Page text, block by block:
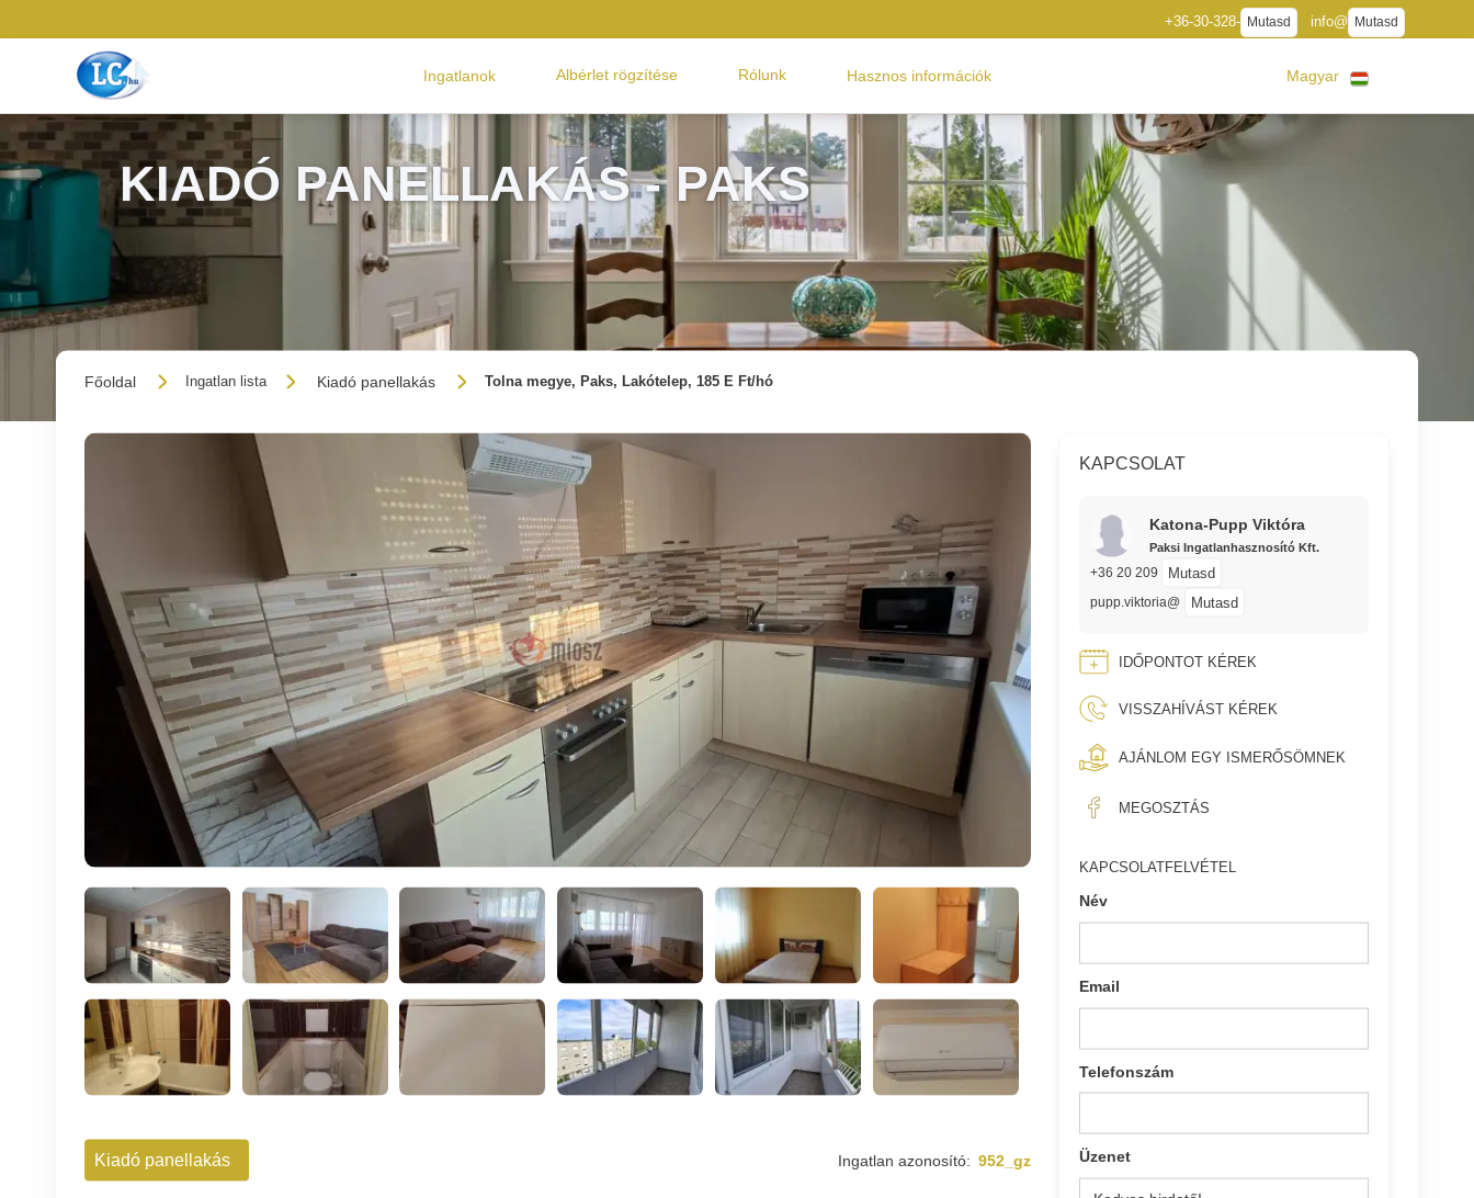
+36-30-328- Mutasd info@ Mutasd
Ingatlanok Albérlet rögzítése Rólunk Hasznos információk Magyar
KIADÓ PANELLAKÁS - PAKS
Főoldal Ingatlan lista Kiadó panellakás Tolna megye, Paks, Lakótelep, 185 E Ft/hó
KAPCSOLAT
Katona-Pupp Viktóra
Paksi Ingatlanhasznosító Kft.
+36 20 209 Mutasd
pupp.viktoria@ Mutasd
IDŐPONTOT KÉREK
VISSZAHÍVÁST KÉREK
AJÁNLOM EGY ISMERŐSÖMNEK
MEGOSZTÁS
KAPCSOLATFELVÉTEL
Név
Email
Telefonszám
Üzenet
Kiadó panellakás Ingatlan azonosító: 952_gz